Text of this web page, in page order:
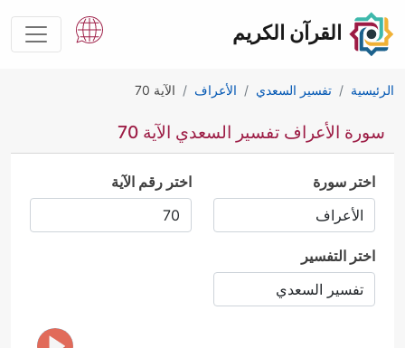
القرآن الكريم
الرئيسية تفسير السعدي الأعراف الآية 70
سورة الأعراف تفسير السعدي الآية 70
اختر سورة اختر رقم الآية
اختر التفسير